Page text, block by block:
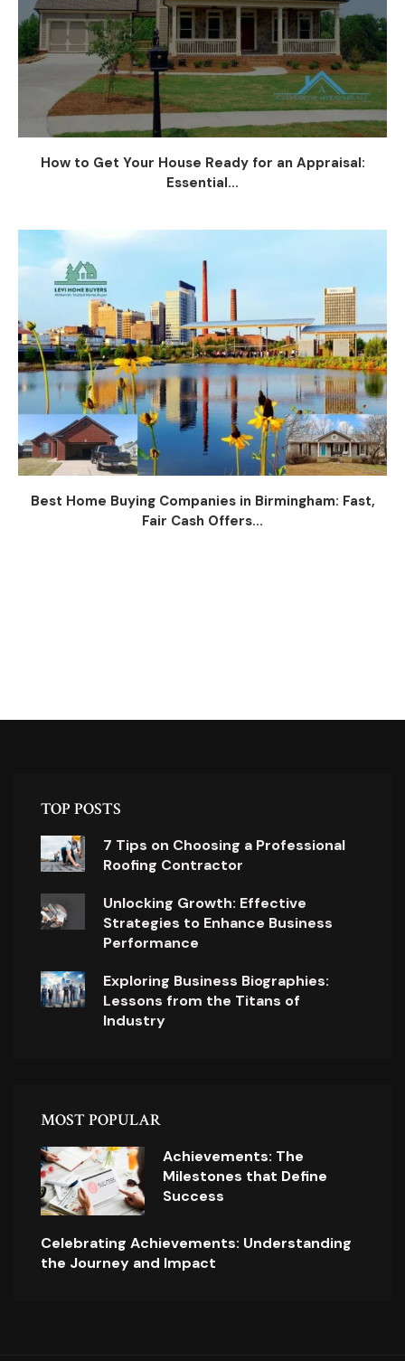
How to Get Your House Ready for an Appraisal:
Essential...
Best Home Buying Companies in Birmingham: Fast,
Fair Cash Offers...
TOP POSTS
7 Tips on Choosing a Professional
Roofing Contractor
Unlocking Growth: Effective
Strategies to Enhance Business
Performance
Exploring Business Biographies:
Lessons from the Titans of
Industry
MOST POPULAR
Achievements: The
Milestones that Define
Success
Celebrating Achievements: Understanding
the Journey and Impact